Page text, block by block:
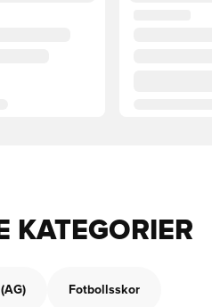
KATEGORIER
Fotbollsskor